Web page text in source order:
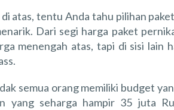
di atas, tentu Anda tahu pilihan
Dari segi harga paket
menengah atas, tapi di sisi lain
semua orang memiliki budget
yang seharga hampir 35 juta